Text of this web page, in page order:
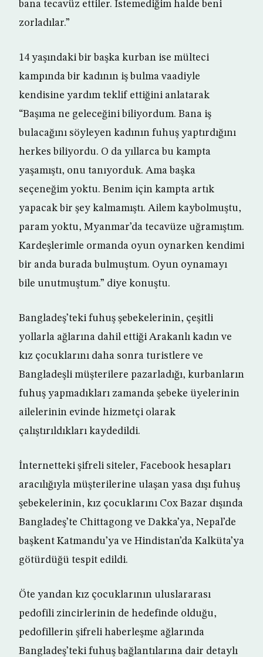
bana tecavüz ettiler. İstemediğim halde beni
zorladılar.”
14 yaşındaki bir başka kurban ise mülteci
kampında bir kadının iş bulma vaadiyle
kendisine yardım teklif ettiğini anlatarak
“Başıma ne geleceğini biliyordum. Bana iş
bulacağını söyleyen kadının fuhuş yaptırdığını
herkes biliyordu. O da yıllarca bu kampta
yaşamıştı, onu tanıyorduk. Ama başka
seçeneğim yoktu. Benim için kampta artık
yapacak bir şey kalmamıştı. Ailem kaybolmuştu,
param yoktu, Myanmar’da tecavüze uğramıştım.
Kardeşlerimle ormanda oyun oynarken kendimi
bir anda burada bulmuştum. Oyun oynamayı
bile unutmuştum.” diye konuştu.
Bangladeş’teki fuhuş şebekelerinin, çeşitli
yollarla ağlarına dahil ettiği Arakanlı kadın ve
kız çocuklarını daha sonra turistlere ve
Bangladeşli müşterilere pazarladığı, kurbanların
fuhuş yapmadıkları zamanda şebeke üyelerinin
ailelerinin evinde hizmetçi olarak
çalıştırıldıkları kaydedildi.
İnternetteki şifreli siteler, Facebook hesapları
aracılığıyla müşterilerine ulaşan yasa dışı fuhuş
şebekelerinin, kız çocuklarını Cox Bazar dışında
Bangladeş’te Chittagong ve Dakka’ya, Nepal’de
başkent Katmandu’ya ve Hindistan’da Kalküta’ya
götürdüğü tespit edildi.
Öte yandan kız çocuklarının uluslararası
pedofili zincirlerinin de hedefinde olduğu,
pedofillerin şifreli haberleşme ağlarında
Bangladeş’teki fuhuş bağlantılarına dair detaylı